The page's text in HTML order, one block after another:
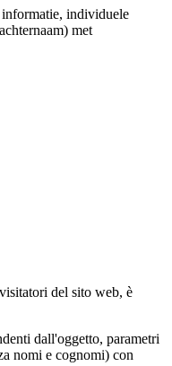
individuele
met
del sito web, è
dall'oggetto, parametri
nomi e cognomi) con